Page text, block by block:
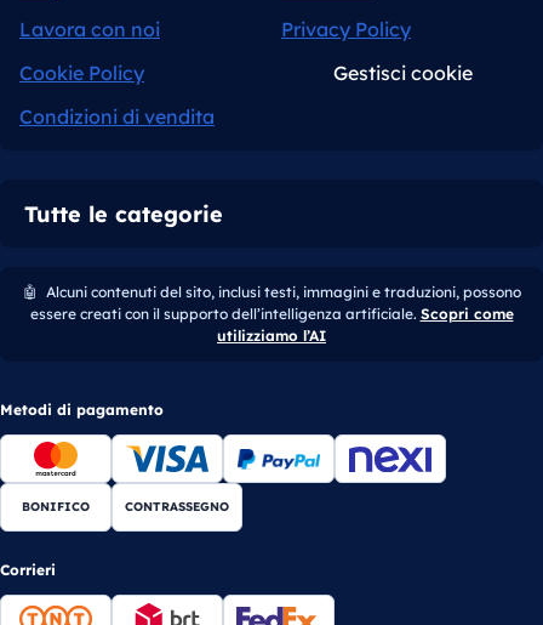
Lavora con noi
Privacy Policy
Cookie Policy
Gestisci cookie
Condizioni di vendita
Tutte le categorie
🤖 Alcuni contenuti del sito, inclusi testi, immagini e traduzioni, possono
essere creati con il supporto dell’intelligenza artificiale. Scopri come
utilizziamo l’AI
Metodi di pagamento
BONIFICO CONTRASSEGNO
Corrieri